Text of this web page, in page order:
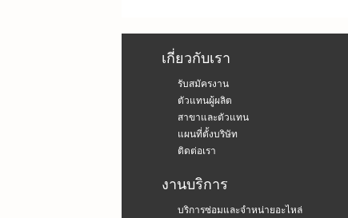
เกี่ยวกับเรา
รับสมัครงาน
ตัวแทนผู้ผลิต
สาขาและตัวแทน
แผนที่ตั้งบริษัท
ติดต่อเรา
งานบริการ
บริการซ่อมและจำหน่ายอะไหล่